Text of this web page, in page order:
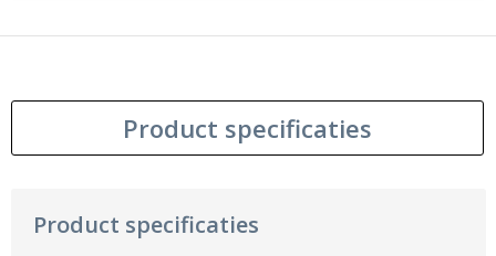
Product specificaties
Product specificaties